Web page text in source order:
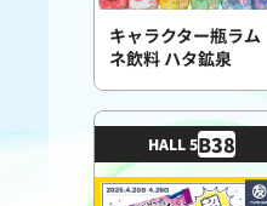
キャラクター瓶ラム
ネ飲料 ハタ鉱泉
HALL 5B38